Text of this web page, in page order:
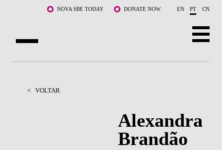
Saltar para o conteúdo principalNOVA SBE TODAY DONATE NOW EN PT CN
CURSOS
< VOLTAR
Alexandra
Brandão